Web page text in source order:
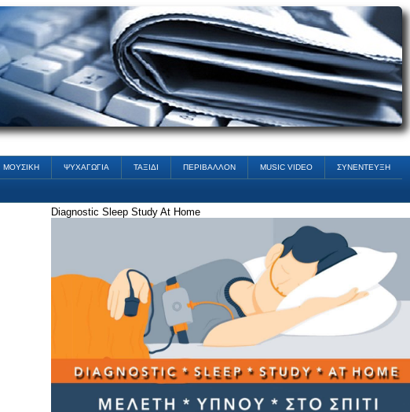
ΜΟΥΣΙΚΗ ΨΥΧΑΓΩΓΙΑ ΤΑΞΙΔΙ ΠΕΡΙΒΑΛΛΟΝ MUSIC VIDEO ΣΥΝΕΝΤΕΥΞΗ
Diagnostic Sleep Study At Home